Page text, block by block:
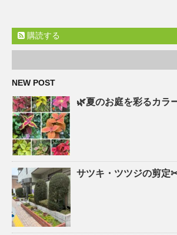
購読する
NEW POST
🌿夏のお庭を彩るカラ
サツキ・ツツジの剪定